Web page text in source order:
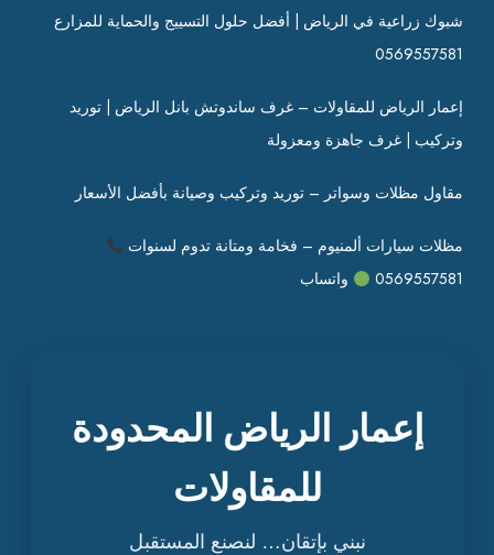
شبوك زراعية في الرياض | أفضل حلول التسييج والحماية للمزارع
0569557581
إعمار الرياض للمقاولات – غرف ساندوتش بانل الرياض | توريد
وتركيب | غرف جاهزة ومعزولة
مقاول مظلات وسواتر – توريد وتركيب وصيانة بأفضل الأسعار
مظلات سيارات ألمنيوم – فخامة ومتانة تدوم لسنوات
0569557581
واتساب
إعمار الرياض المحدودة
للمقاولات
نبني بإتقان… لنصنع المستقبل